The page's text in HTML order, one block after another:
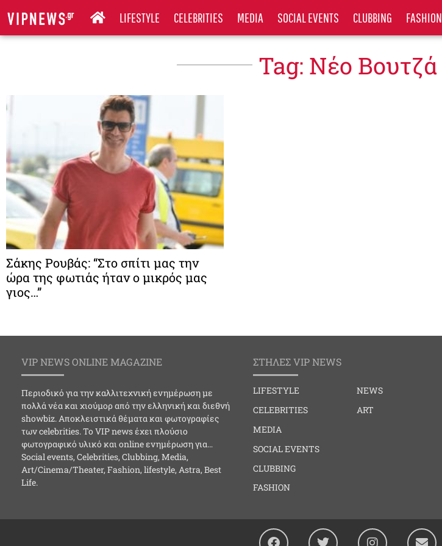
LIFESTYLE CELEBRITIES MEDIA SOCIAL EVENTS CLUBBING FASHION
Tag: Νέο Βουτζά
Σάκης Ρουβάς: “Στο σπίτι μας την
ώρα της φωτιάς ήταν ο μικρός μας
γιος…”
VIP NEWS ONLINE MAGAZINE
Περιοδικό για την καλλιτεχνική ενημέρωση με
πολλά νέα και χιούμορ από την ελληνική και διεθνή
showbiz. Αποκλειστικά θέματα και φωτογραφίες
των celebrities. Το VIP news έχει πλούσιο
φωτογραφικό υλικό και online ενημέρωση για…
Social events, Celebrities, Clubbing, Media,
Art/Cinema/Theater, Fashion, lifestyle, Astra, Best
Life.
ΣΤΗΛΕΣ VIP NEWS
LIFESTYLE
CELEBRITIES
MEDIA
SOCIAL EVENTS
CLUBBING
FASHION
NEWS
ART